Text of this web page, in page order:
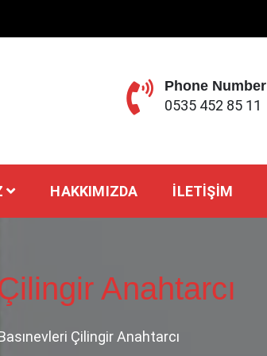
Phone Number
0535 452 85 11
HAKKIMIZDA İLETIŞIM
Anahtarcı
Çilingir Anahtarcı